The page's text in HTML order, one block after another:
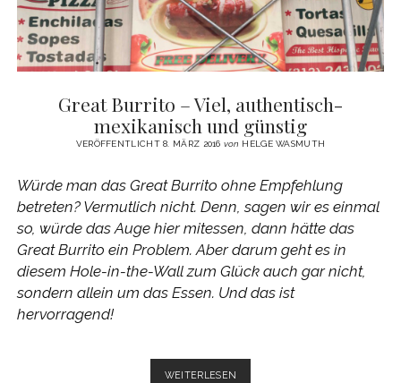
Great Burrito – Viel, authentisch-
mexikanisch und günstig
VERÖFFENTLICHT 8. MÄRZ 2016von HELGE WASMUTH
Würde man das Great Burrito ohne Empfehlung
betreten? Vermutlich nicht. Denn, sagen wir es einmal
so, würde das Auge hier mitessen, dann hätte das
Great Burrito ein Problem. Aber darum geht es in
diesem Hole-in-the-Wall zum Glück auch gar nicht,
sondern allein um das Essen. Und das ist
hervorragend!
WEITERLESEN